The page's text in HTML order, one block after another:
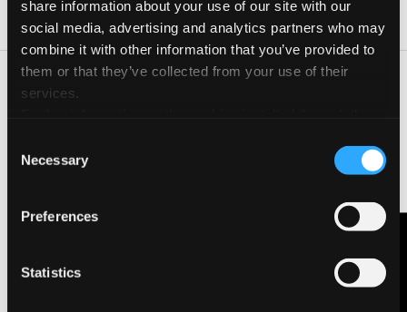
share information about your use of our site with our
social media, advertising and analytics partners who may
combine it with other information that you’ve provided to
them or that they’ve collected from your use of their
services.
Selection
Necessary
Preferences
Statistics
06 Ott 2026 09:30-17:00
“Molte cose conosce la volpe: il riccio una sola, ma importante”
lettura teatrale. Carta scenografica, quaderni e taccuini, per
cartoline e improbabili teatrini, animati dagli animali delle
illustratore e Maria Teresa Elena, regista e attrice narratrice.
Contattaci